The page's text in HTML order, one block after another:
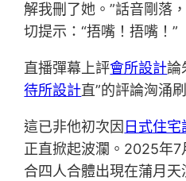
解我刪了她。”話音剛落
切提示：“捂嘴！捂嘴！”
直播彈幕上評會所設計論
待所設計直”的評論洶涌
這已非他初次因 日式住宅
正直掀起波瀾。2025年7
合四人合體出現在蒲月